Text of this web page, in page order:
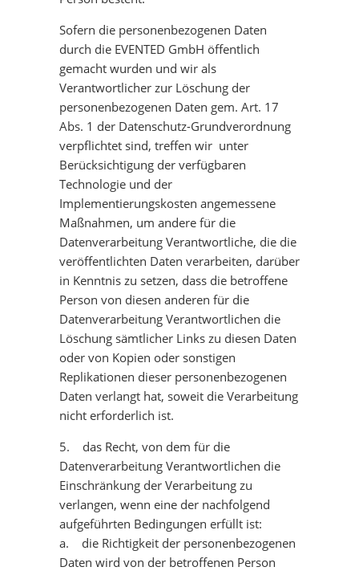
Sofern die personenbezogenen Daten
durch die EVENTED GmbH öffentlich
gemacht wurden und wir als
Verantwortlicher zur Löschung der
personenbezogenen Daten gem. Art. 17
Abs. 1 der Datenschutz-Grundverordnung
verpflichtet sind, treffen wir unter
Berücksichtigung der verfügbaren
Technologie und der
Implementierungskosten angemessene
Maßnahmen, um andere für die
Datenverarbeitung Verantwortliche, die die
veröffentlichten Daten verarbeiten, darüber
in Kenntnis zu setzen, dass die betroffene
Person von diesen anderen für die
Datenverarbeitung Verantwortlichen die
Löschung sämtlicher Links zu diesen Daten
oder von Kopien oder sonstigen
Replikationen dieser personenbezogenen
Daten verlangt hat, soweit die Verarbeitung
nicht erforderlich ist.
5. das Recht, von dem für die
Datenverarbeitung Verantwortlichen die
Einschränkung der Verarbeitung zu
verlangen, wenn eine der nachfolgend
aufgeführten Bedingungen erfüllt ist:
a. die Richtigkeit der personenbezogenen
Daten wird von der betroffenen Person